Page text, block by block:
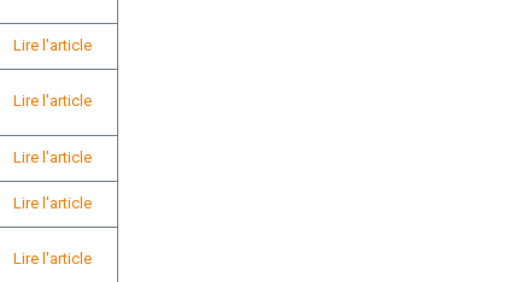
Lire l'article
Lire l'article
Lire l'article
Lire l'article
Lire l'article